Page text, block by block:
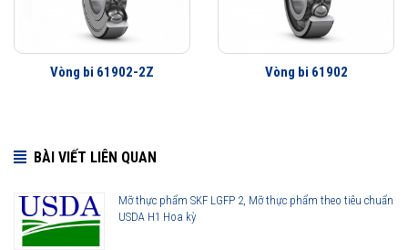
Vòng bi làm việc êm hơn
Ít rung động hơn
Tuổi thọ vòng bi cao hơn
Vòng bi 61902-2Z Vòng bi 61902
BÀI VIẾT LIÊN QUAN
Mỡ thực phẩm SKF LGFP 2, Mỡ thực phẩm theo tiêu chuẩn
USDA H1 Hoa kỳ